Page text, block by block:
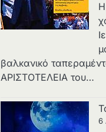
βαλκανικό
ΑΡΙΣΤΟΤΕΛΕΙΑ του…
6